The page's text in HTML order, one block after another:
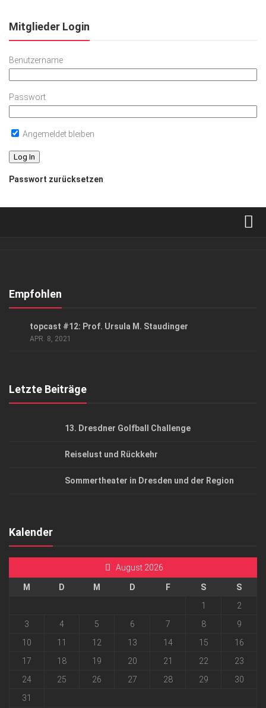
Mitglieder Login
Benutzername
Passwort
Angemeldet bleiben
Passwort zurücksetzen
Kontakt, Impressum
Empfohlen
topcast #12: Prof. Ursula M. Staudinger
APR. 8, 2021
Letzte Beiträge
13. Dresdner Golfball Challenge
Reiselust und Rückkehr
Sommertheater in Dresden und der Region
Kalender
August 2026
M D M D F S
S
1
2
3
4 5 6 7 8
9
10
11 12 13 14 15
16
17
18 19 20 21 22
23
24
25 26 27 28 29
30
31